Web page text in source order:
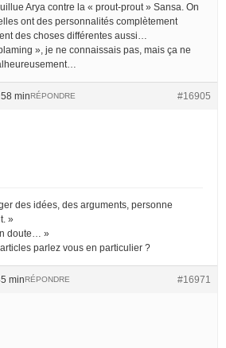
Arya contre la « prout-prout » Sansa. On
ont des personnalités complètement
des choses différentes aussi…
», je ne connaissais pas, mais ça ne
min #16905
RÉPONDRE
des idées, des arguments, personne
»
doute… »
parlez vous en particulier ?
min #16971
RÉPONDRE